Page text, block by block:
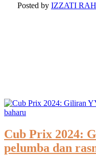
Posted by IZZATI
Cub Prix 2024:
pelumba dan